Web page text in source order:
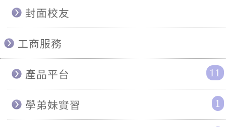
封面校友
工商服務
11
產品平台
1
學弟妹實習